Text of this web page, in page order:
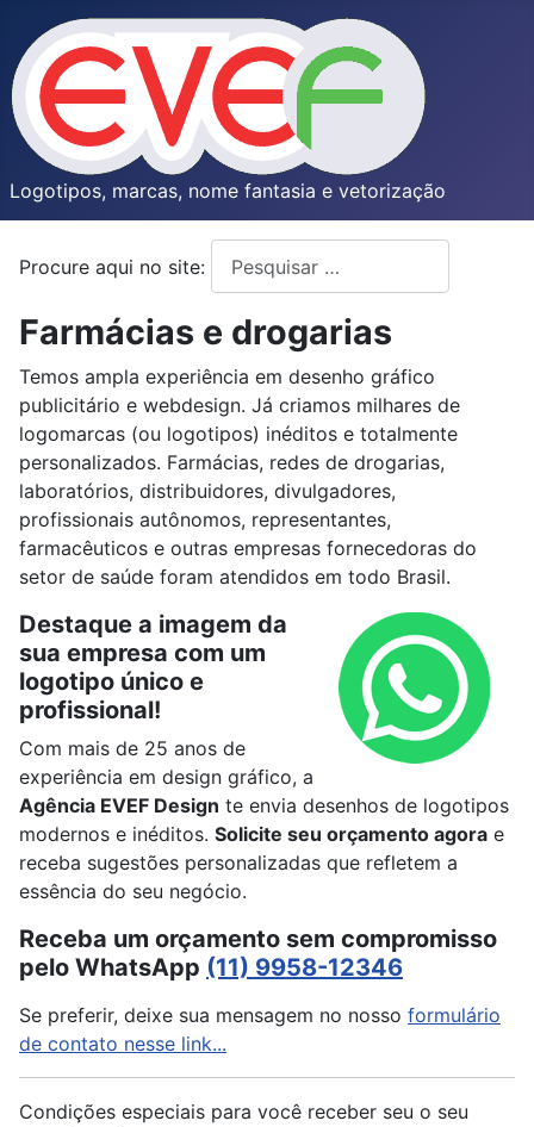
Logotipos, marcas, nome fantasia e vetorização
Procure aqui no site:
Farmácias e drogarias
Temos ampla experiência em desenho gráfico
publicitário e webdesign. Já criamos milhares de
logomarcas (ou logotipos) inéditos e totalmente
personalizados. Farmácias, redes de drogarias,
laboratórios, distribuidores, divulgadores,
profissionais autônomos, representantes,
farmacêuticos e outras empresas fornecedoras do
setor de saúde foram atendidos em todo Brasil.
Destaque a imagem da
sua empresa com um
logotipo único e
profissional!
Com mais de 25 anos de
experiência em design gráfico, a
Agência EVEF Design te envia desenhos de logotipos
modernos e inéditos. Solicite seu orçamento agora e
receba sugestões personalizadas que refletem a
essência do seu negócio.
Receba um orçamento sem compromisso
pelo WhatsApp (11) 9958-12346
Se preferir, deixe sua mensagem no nosso formulário
de contato nesse link...
Condições especiais para você receber seu o seu